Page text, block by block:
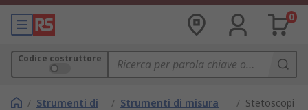
0
Codice costruttore
/ Strumenti di
/ Strumenti di misura
/ Stetoscopi